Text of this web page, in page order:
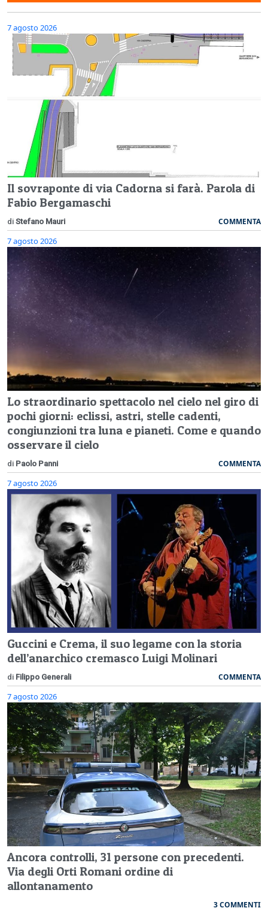
7 agosto 2026
Il sovraponte di via Cadorna si farà. Parola di
Fabio Bergamaschi
di Stefano Mauri COMMENTA
7 agosto 2026
Lo straordinario spettacolo nel cielo nel giro di
pochi giorni: eclissi, astri, stelle cadenti,
congiunzioni tra luna e pianeti. Come e quando
osservare il cielo
di Paolo Panni COMMENTA
7 agosto 2026
Guccini e Crema, il suo legame con la storia
dell’anarchico cremasco Luigi Molinari
di Filippo Generali COMMENTA
7 agosto 2026
Ancora controlli, 31 persone con precedenti.
Via degli Orti Romani ordine di
allontanamento
3 COMMENTI